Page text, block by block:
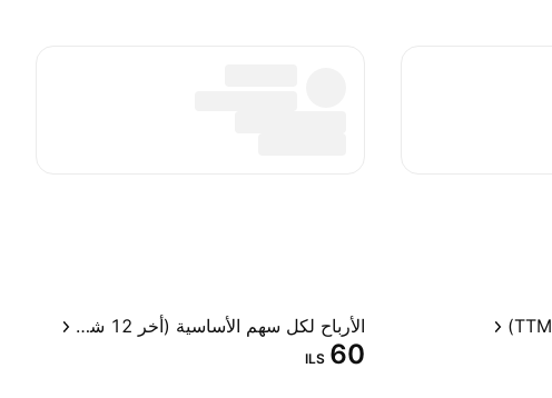
الأرباح لكل سهم الأساسية (أخر 12 شهر)
60
ILS